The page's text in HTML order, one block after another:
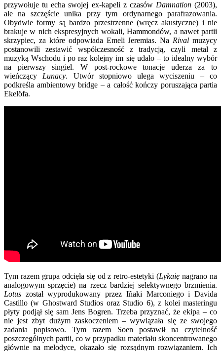
przywołuje tu echa swojej ex-kapeli z czasów Damnation(2003),
ale na szczęście unika przy tym ordynarnego parafrazowania.
Obydwie formy są bardzo przestrzenne (wręcz akustyczne) i nie
brakuje w nich ekspresyjnych wokali, Hammondów, a nawet partii
skrzypiec, za które odpowiada Emeli Jeremias. Na Rival muzycy
postanowili zestawić współczesność z tradycją, czyli metal z
muzyką Wschodu i po raz kolejny im się udało – to idealny wybór
na pierwszy singiel. W post-rockowe tonacje uderza za to
wieńczący Lunacy. Utwór stopniowo ulega wyciszeniu – co
podkreśla ambientowy bridge – a całość kończy poruszająca partia
Ekelöfa.
Tym razem grupa odcięła się od z retro-estetyki (Lykaięnagrano na
analogowym sprzęcie) na rzecz bardziej selektywnego brzmienia.
Lotus został wyprodukowany przez Iñaki Marconiego i Davida
Castillo (w Ghostward Studios oraz Studio 6), z kolei masteringu
płyty podjął się sam Jens Bogren. Trzeba przyznać, że ekipa – co
nie jest zbyt dużym zaskoczeniem – wywiązała się ze swojego
zadania popisowo. Tym razem Soen postawił na czytelność
poszczególnych partii, co w przypadku materiału skoncentrowanego
głównie na melodyce, okazało się rozsądnym rozwiązaniem. Ich